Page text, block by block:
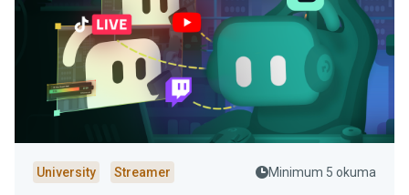
University Streamer Minimum 5 okuma